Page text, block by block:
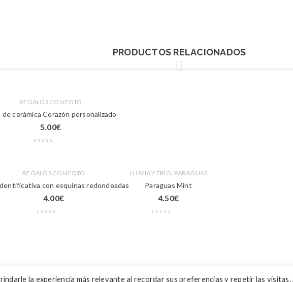
PRODUCTOS RELACIONADOS
REGALOS CON FOTO
de cerámica Corazón personalizado
5.00€
REGALOS CON FOTO
con esquinas redondeadas
4.00€
LLUVIA Y FRÍO, PARAGUAS
Paraguas Mint
4.50€
la experiencia más relevante al recordar sus preferencias y repetir las visitas.